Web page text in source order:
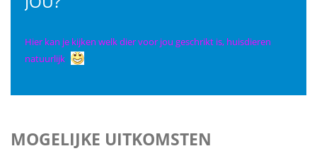
Hier kan je kijken welk dier voor jou geschrikt is, huisdieren
natuurlijk
MOGELIJKE UITKOMSTEN